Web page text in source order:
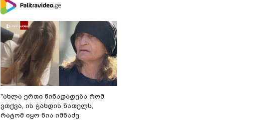
"ახლა ერთი წინადადება რომ
ვთქვა, ის გახდის ნათელს,
რატომ იყო ნია იმნაძე